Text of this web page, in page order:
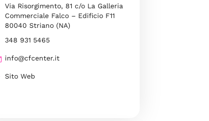
Via Risorgimento, 81 c/o La Galleria
Commerciale Falco – Edificio F11
80040 Striano (NA)
348 931 5465
info@cfcenter.it
Sito Web